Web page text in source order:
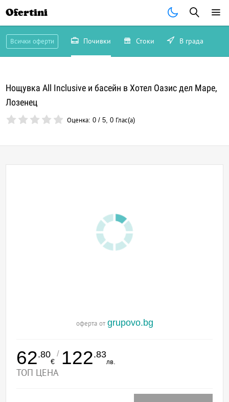
Ofertini
Всички оферти Почивки Стоки В града
Нощувка All Inclusive и басейн в Хотел Оазис дел Маре,
Лозенец
Оценка:0 /5,0 Глас(а)
оферта от grupovo.bg
62.80
€
/ 122.83
лв.
ТОП ЦЕНА